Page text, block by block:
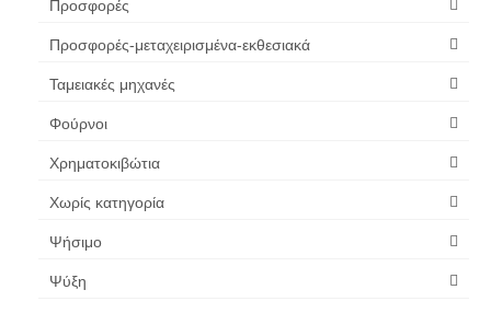
Προσφορές
Προσφορές-μεταχειρισμένα-εκθεσιακά
Ταμειακές μηχανές
Φούρνοι
Χρηματοκιβώτια
Χωρίς κατηγορία
Ψήσιμο
Ψύξη